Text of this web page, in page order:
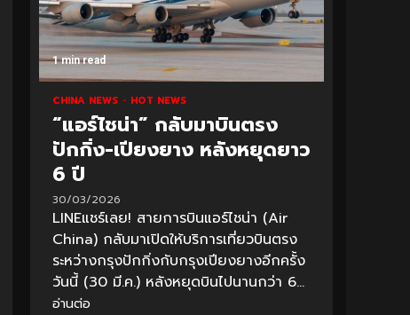
1 min read
CHINA NEWS HOT NEWS
“แอร์ไชน่า” กลับมาบินตรง
ปักกิ่ง-เปียงยาง หลังหยุดยาว
6 ปี
30/03/2026
LINEแชร์เลย! สายการบินแอร์ไชน่า (Air
China) กลับมาเปิดให้บริการเที่ยวบินตรง
ระหว่างกรุงปักกิ่งกับกรุงเปียงยางอีกครั้ง
วันนี้ (30 มี.ค.) หลังหยุดบินไปนานกว่า 6...
อ่านต่อ